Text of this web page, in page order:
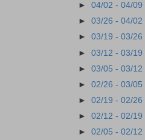
►04/02 - 04/09
►03/26 - 04/02
►03/19 - 03/26
►03/12 - 03/19
►03/05 - 03/12
►02/26 - 03/05
►02/19 - 02/26
►02/12 - 02/19
►02/05 - 02/12